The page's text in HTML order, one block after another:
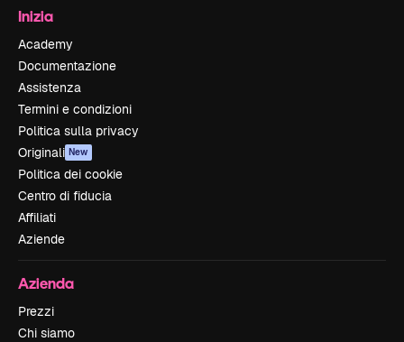
Inizia
Academy
Documentazione
Assistenza
Termini e condizioni
Politica sulla privacy
Originali New
Politica dei cookie
Centro di fiducia
Affiliati
Aziende
Azienda
Prezzi
Chi siamo